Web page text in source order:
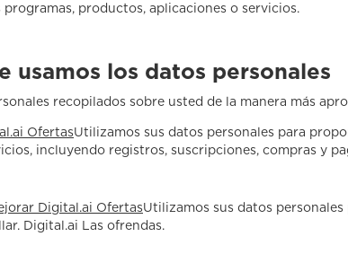
productos, aplicaciones o servicios.
usamos los datos personales
recopilados sobre usted de la manera más
OfertasUtilizamos sus datos personales para
incluyendo registros, suscripciones, compras y
Digital.ai OfertasUtilizamos sus datos
Digital.ai Las ofrendas.